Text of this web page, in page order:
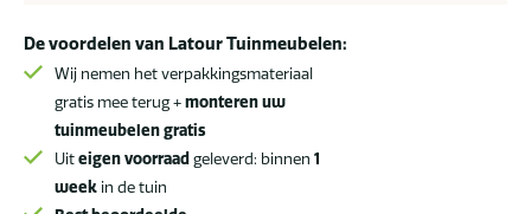
100
cm
aluminium
SALE
aantal
De voordelen van Latour Tuinmeubelen:
Wij nemen het verpakkingsmateriaal
gratis mee terug +monteren uw
tuinmeubelen gratis
Uiteigen voorraad geleverd: binnen 1
week in de tuin